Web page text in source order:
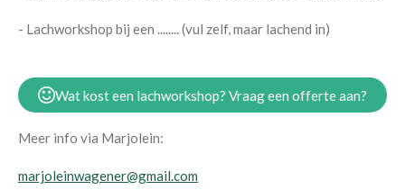
- Lachworkshop bij een ........ (vul zelf, maar lachend in)
Wat kost een lachworkshop? Vraag een offerte aan?
Meer info via Marjolein:
marjoleinwagener@gmail.com